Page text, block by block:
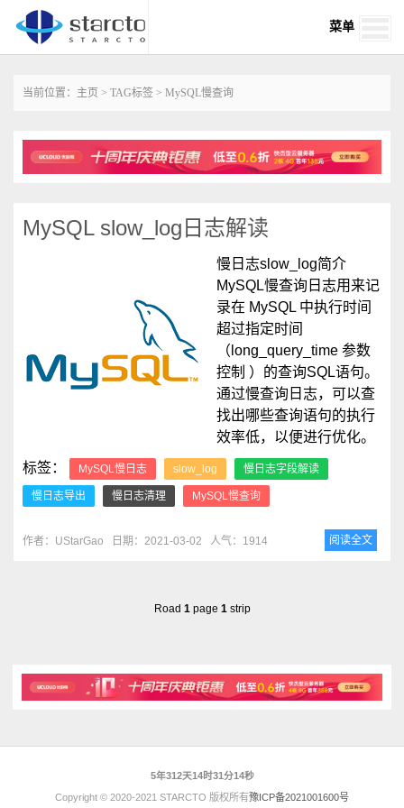
菜单
当前位置： 主页 > TAG标签 > MySQL慢查询
MySQL slow_log日志解读
慢日志slow_log简介
MySQL慢查询日志用来记
录在 MySQL 中执行时间
超过指定时间
（long_query_time 参数
控制 ）的查询SQL语句。
通过慢查询日志，可以查
找出哪些查询语句的执行
效率低，以便进行优化。
标签：
MySQL慢日志 slow_log 慢日志字段解读
慢日志导出 慢日志清理 MySQL慢查询
作者：UStarGao 日期：2021-03-02 人气：1914 阅读全文
Road 1page 1strip
5年312天14时31分14秒
Copyright © 2020-2021 STARCTO 版权所有豫ICP备2021001600号